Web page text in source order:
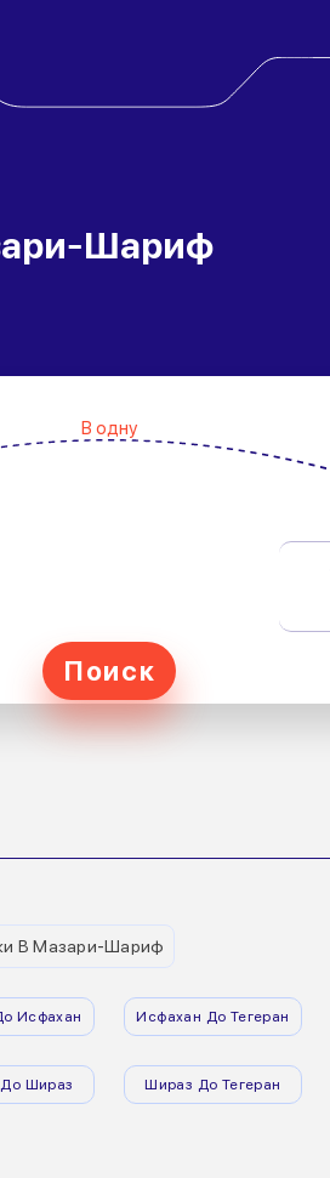
Шариф
В одну
Поиск
В Мазари-Шариф
Исфахан Исфахан До Тегеран
До Шираз Шираз До Тегеран